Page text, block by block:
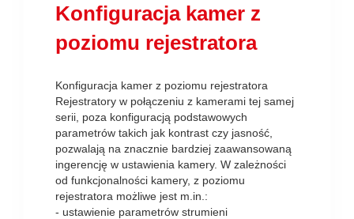
Konfiguracja kamer z
poziomu rejestratora
Konfiguracja kamer z poziomu rejestratora
Rejestratory w połączeniu z kamerami tej samej
serii, poza konfiguracją podstawowych
parametrów takich jak kontrast czy jasność,
pozwalają na znacznie bardziej zaawansowaną
ingerencję w ustawienia kamery. W zależności
od funkcjonalności kamery, z poziomu
rejestratora możliwe jest m.in.:
- ustawienie parametrów strumieni